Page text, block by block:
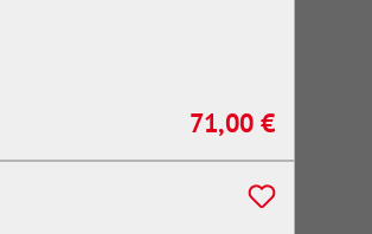
Regulärer Preis:
71,00 €